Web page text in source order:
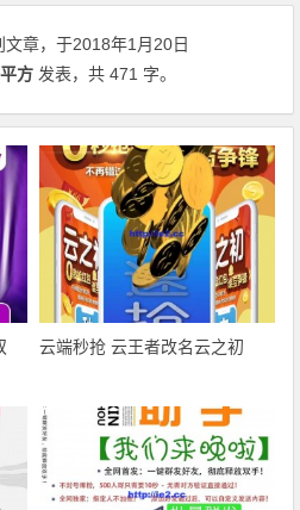
文章，于2018年1月20日
方 发表，共 471 字。
云端秒抢 云王者改名云之初